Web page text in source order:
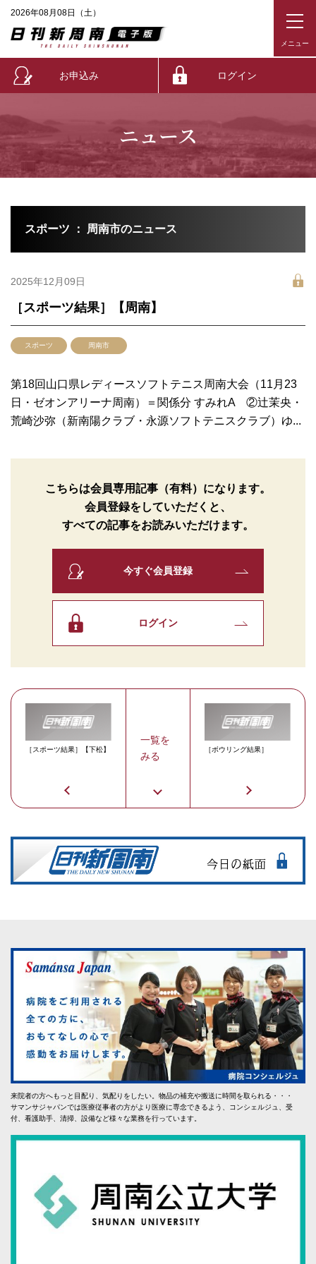
2026年08月08日（土）
お申込み ログイン
ニュース
スポーツ ： 周南市のニュース
2025年12月09日
［スポーツ結果］【周南】
スポーツ 周南市
第18回山口県レディースソフトテニス周南大会（11月23
日・ゼオンアリーナ周南）＝関係分 すみれA ②辻茉央・
荒崎沙弥（新南陽クラブ・永源ソフトテニスクラブ）ゆ...
こちらは会員専用記事（有料）になります。
会員登録をしていただくと、
すべての記事をお読みいただけます。
今すぐ会員登録
ログイン
［スポーツ結果］【下松】
一覧を
みる
［ボウリング結果］
来院者の方へもっと目配り、気配りをしたい。物品の補充や搬送に時間を取られる・・・
サマンサジャパンでは医療従事者の方がより医療に専念できるよう、コンシェルジュ、受
付、看護助手、清掃、設備など様々な業務を行っています。